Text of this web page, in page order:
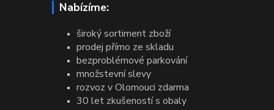
Nabízíme:
široký sortiment zboží
prodej přímo ze skladu
bezproblémové parkování
množstevní slevy
rozvoz v Olomouci zdarma
30 let zkušeností s obaly